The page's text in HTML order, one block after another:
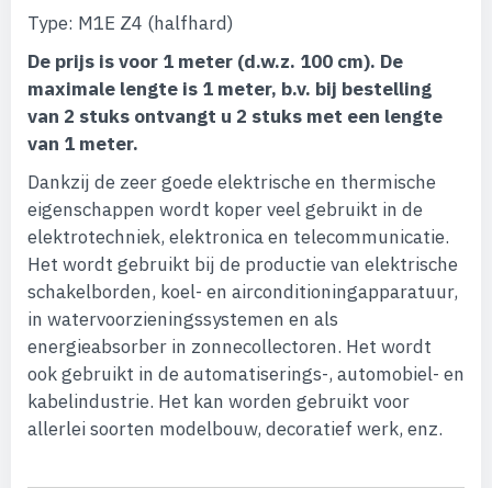
Type: M1E Z4 (halfhard)
De prijs is voor 1 meter (d.w.z. 100 cm). De
maximale lengte is 1 meter, b.v. bij bestelling
van 2 stuks ontvangt u 2 stuks met een lengte
van 1 meter.
Dankzij de zeer goede elektrische en thermische
eigenschappen wordt koper veel gebruikt in de
elektrotechniek, elektronica en telecommunicatie.
Het wordt gebruikt bij de productie van elektrische
schakelborden, koel- en airconditioningapparatuur,
in watervoorzieningssystemen en als
energieabsorber in zonnecollectoren. Het wordt
ook gebruikt in de automatiserings-, automobiel- en
kabelindustrie. Het kan worden gebruikt voor
allerlei soorten modelbouw, decoratief werk, enz.